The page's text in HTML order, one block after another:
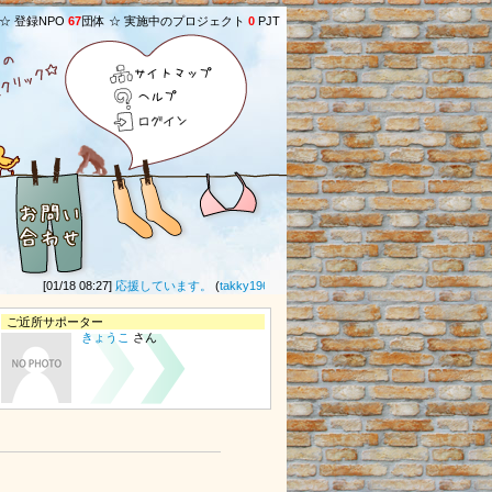
登録NPO 67団体 ☆ 実施中のプロジェクト 0 PJT
サイトマップ
ヘルプ
ログイン
[01/18 08:27]応援しています。( takky1961さん) ★[11/20 10:50]ひとりじゃない
ご近所サポーター
きょうこ さん